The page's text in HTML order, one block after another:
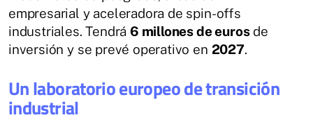
empresarial y aceleradora de spin-offs
industriales. Tendrá6 millones de eurosde
inversión y se prevé operativo en 2027.
Un laboratorio europeo de transición
industrial